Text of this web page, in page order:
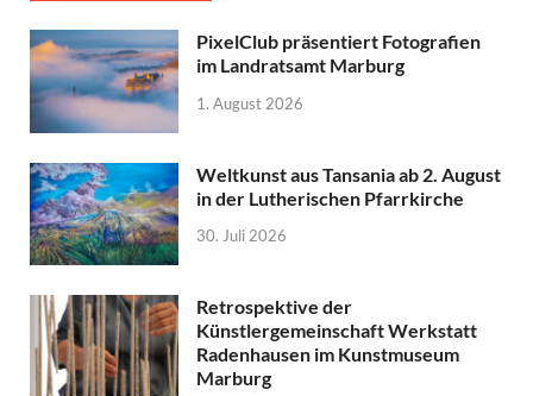
PixelClub präsentiert Fotografien
im Landratsamt Marburg
1. August 2026
Weltkunst aus Tansania ab 2. August
in der Lutherischen Pfarrkirche
30. Juli 2026
Retrospektive der
Künstlergemeinschaft Werkstatt
Radenhausen im Kunstmuseum
Marburg